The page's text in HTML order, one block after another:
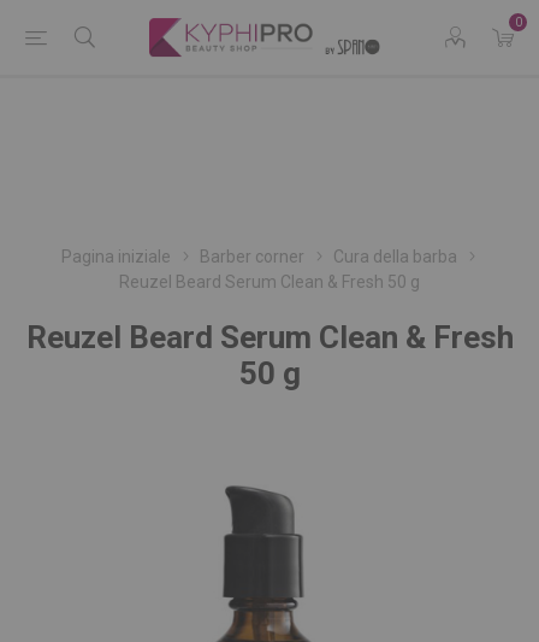
0
Pagina iniziale Barber corner
Cura della barba
Reuzel Beard Serum Clean & Fresh 50 g
Reuzel Beard Serum Clean & Fresh
50 g